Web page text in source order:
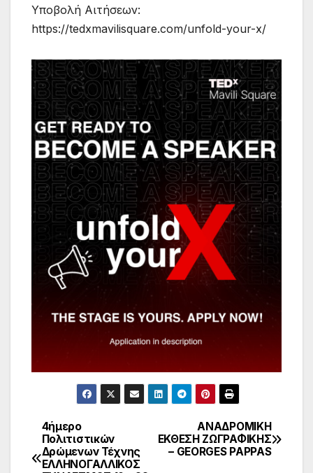
Υποβολή Αιτήσεων:
https://tedxmavilisquare.com/unfold-your-x/
Πλοήγηση
άρθρων
ΑΝΑΔΡΟΜΙΚΗ
ΕΚΘΕΣΗ ZΩΓΡΑΦΙΚΗΣ
– GEORGES PAPPAS
4ήμερο
Πολιτιστικών
Δρώμενων Τέχνης
ΕΛΛΗΝΟΓΑΛΛΙΚΟΣ